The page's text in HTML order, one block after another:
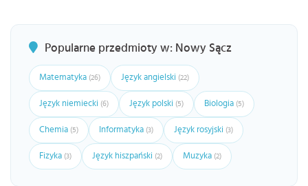
Popularne przedmioty w: Nowy Sącz
Matematyka (26) Język angielski (22)
Język niemiecki (6) Język polski (5) Biologia (5)
Chemia (5) Informatyka (3) Język rosyjski (3)
Fizyka (3) Język hiszpański (2) Muzyka (2)